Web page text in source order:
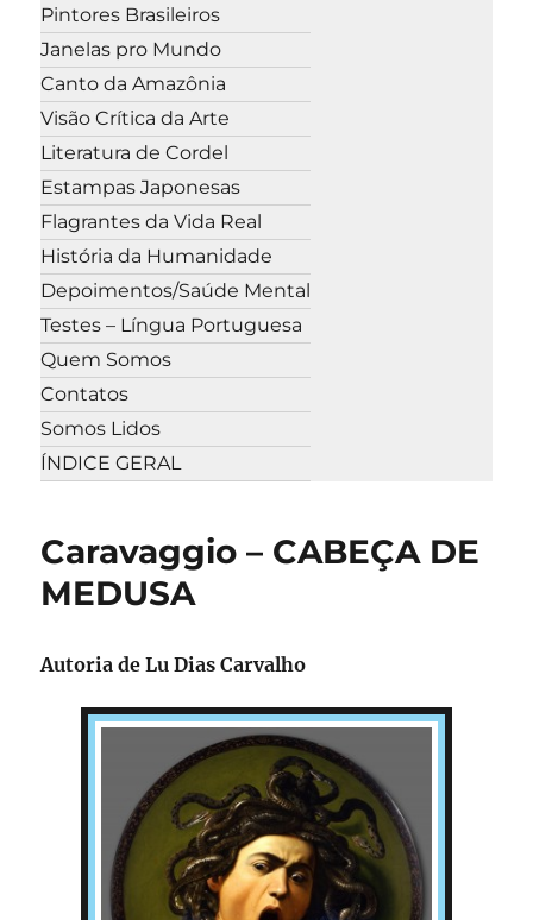
Pintores Brasileiros
Janelas pro Mundo
Canto da Amazônia
Visão Crítica da Arte
Literatura de Cordel
Estampas Japonesas
Flagrantes da Vida Real
História da Humanidade
Depoimentos/Saúde Mental
Testes – Língua Portuguesa
Quem Somos
Contatos
Somos Lidos
ÍNDICE GERAL
Caravaggio – CABEÇA DE
MEDUSA
Autoria deLu Dias Carvalho